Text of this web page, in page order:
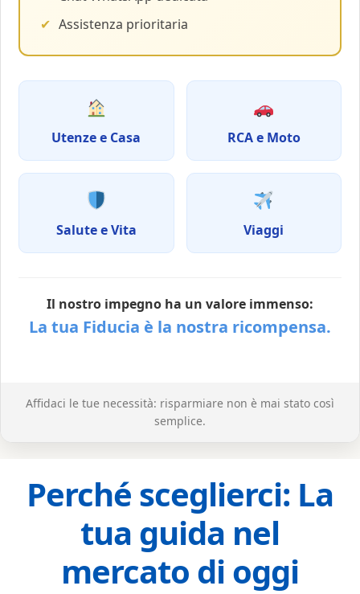
✔ Assistenza prioritaria
Utenze e Casa RCA e Moto
Salute e Vita Viaggi
Il nostro impegno ha un valore immenso:
La tua Fiducia è la nostra ricompensa.
Affidaci le tue necessità: risparmiare non è mai stato così
semplice.
Perché sceglierci: La
tua guida nel
mercato di oggi